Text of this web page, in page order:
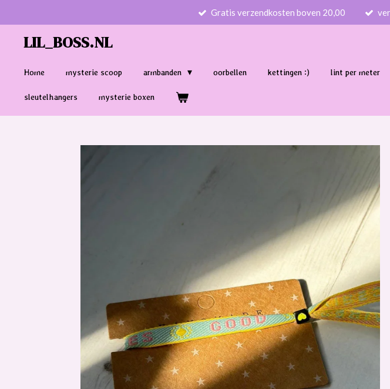
hoofdinhoud
Gratis verzendkosten boven 20,00
LIL_BOSS.NL
Home mysterie scoop armbanden oorbellen kettingen :) lint per meter
sleutelhangers mysterie boxen